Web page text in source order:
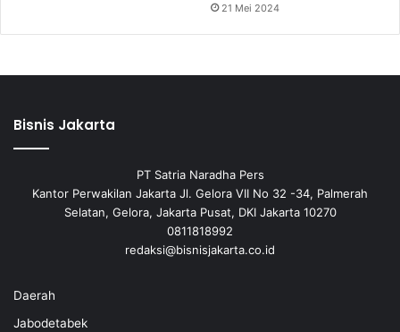
21 Mei 2024
Bisnis Jakarta
PT Satria Naradha Pers
Kantor Perwakilan Jakarta Jl. Gelora VII No 32 -34, Palmerah
Selatan, Gelora, Jakarta Pusat, DKI Jakarta 10270
0811818992
redaksi@bisnisjakarta.co.id
Daerah
Jabodetabek